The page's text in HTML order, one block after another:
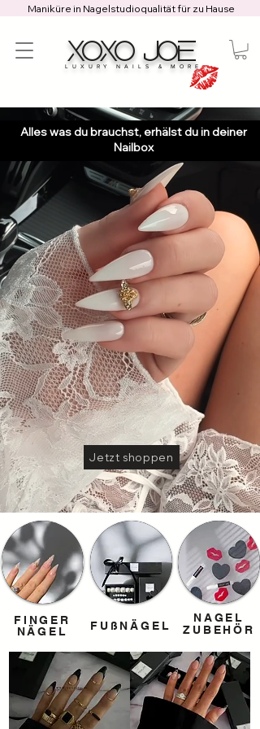
XOXO JOE
LUXURY NAILS & MORE
Maniküre in Nagelstudioqualität für zu Hause
Jetzt shoppen
Alles was du brauchst, erhälst du in deiner
Nailbox
FINGER
NÄGEL
FINGER
NÄGEL
FUßNÄGEL
NAGEL
ZUBEHÖR